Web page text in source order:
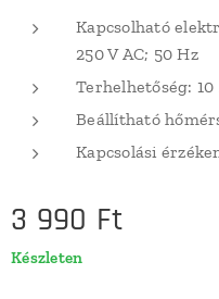
Kapcsolható
250 V AC; 50 Hz
Terhelhetőség:
Beállítható
Kapcsolási
3 990 Ft
Készleten